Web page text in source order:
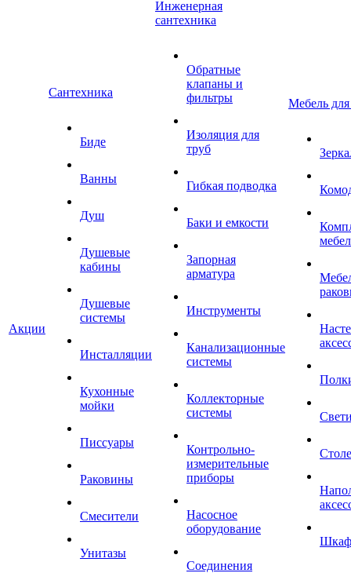
Акции
Сантехника
Биде
Ванны
Душ
Душевые
кабины
Душевые
системы
Инсталляции
Кухонные
мойки
Писсуары
Раковины
Смесители
Унитазы
Инженерная
сантехника
Обратные
клапаны и
фильтры
Изоляция для
труб
Гибкая подводка
Баки и емкости
Запорная
арматура
Инструменты
Канализационные
системы
Коллекторные
системы
Контрольно-
измерительные
приборы
Насосное
оборудование
Соединения
Мебель